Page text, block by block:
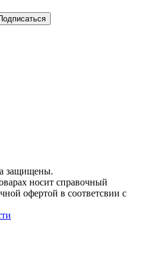
защищены.
носит справочный
офертой в соответсвии с